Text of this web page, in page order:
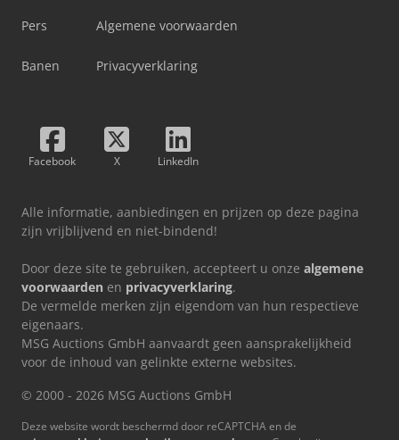
Pers
Banen
Algemene voorwaarden
Privacyverklaring
Facebook X LinkedIn
Alle informatie, aanbiedingen en prijzen op deze pagina
zijn vrijblijvend en niet-bindend!
Door deze site te gebruiken, accepteert u onze algemene
voorwaarden en privacyverklaring.
De vermelde merken zijn eigendom van hun respectieve
eigenaars.
MSG Auctions GmbH aanvaardt geen aansprakelijkheid
voor de inhoud van gelinkte externe websites.
© 2000 - 2026 MSG Auctions GmbH
Deze website wordt beschermd door reCAPTCHA en de